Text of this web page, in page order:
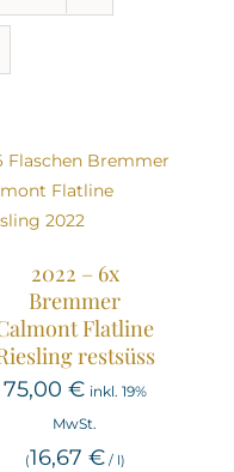
2022 – 6x
Bremmer
Flatline
restsüss
75,00 € inkl. 19%
MwSt.
(16,67 €/ l)